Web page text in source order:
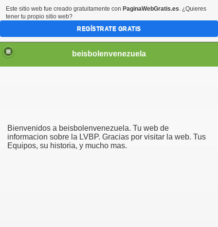
beisbolenvenezuela
Bienvenidos a beisbolenvenezuela. Tu web de
informacion sobre la LVBP. Gracias por visitar la web. Tus
Equipos, su historia, y mucho mas.
Este sitio web fue creado gratuitamente con PaginaWebGratis.es. ¿Quieres
tener tu propio sitio web?
REGÍSTRATE GRATIS